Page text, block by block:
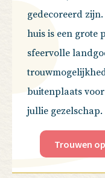
gedecoreerd
huis is een grote
sfeervolle
buitenplaats
jullie gezelschap.
Trouwen